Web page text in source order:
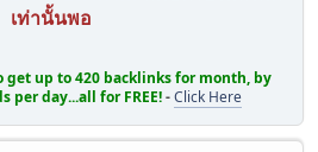
เท่านั้นพอ
get up to 420 backlinks for month, by
per day...all for FREE!-Click Here